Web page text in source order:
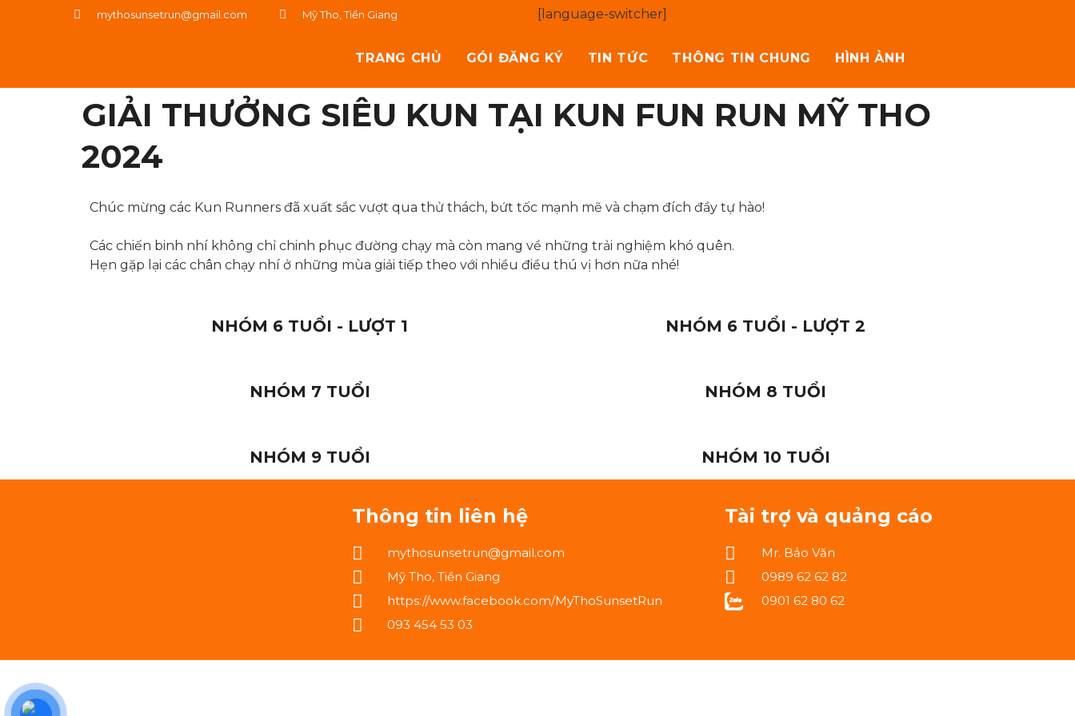
mythosunsetrun@gmail.com Mỹ Tho, Tiền Giang [language-switcher]
TRANG CHỦ GÓI ĐĂNG KÝ TIN TỨC THÔNG TIN CHUNG HÌNH ẢNH
GIẢI THƯỞNG SIÊU KUN TẠI KUN FUN RUN MỸ THO
2024
Chúc mừng các Kun Runners đã xuất sắc vượt qua thử thách, bứt tốc mạnh mẽ và chạm đích đầy tự hào!
Các chiến binh nhí không chỉ chinh phục đường chạy mà còn mang về những trải nghiệm khó quên.
Hẹn gặp lại các chân chạy nhí ở những mùa giải tiếp theo với nhiều điều thú vị hơn nữa nhé!
NHÓM 6 TUỔI - LƯỢT 1 NHÓM 6 TUỔI - LƯỢT 2
NHÓM 7 TUỔI NHÓM 8 TUỔI
NHÓM 9 TUỔI NHÓM 10 TUỔI
Thông tin liên hệ
mythosunsetrun@gmail.com
Mỹ Tho, Tiền Giang
https://www.facebook.com/MyThoSunsetRun
093 454 53 03
Tài trợ và quảng cáo
Mr. Bảo Văn
0989 62 62 82
0901 62 80 62